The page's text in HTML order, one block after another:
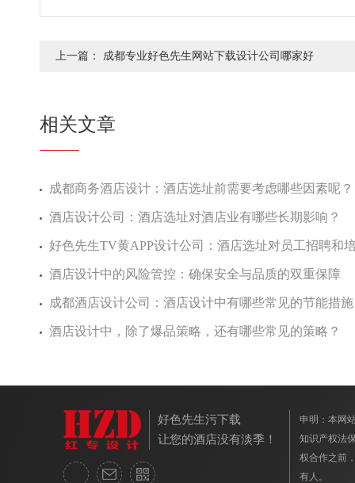
上一篇： 成都专业好色先生网站下载设计公司哪家好
相关文章
成都商务酒店设计：酒店选址前需要考虑哪些因素呢？
酒店设计公司：酒店选址对酒店业有哪些长期影响？
好色先生TV黄APP设计公司：酒店选址对员工招聘和培
酒店设计中的风险管控：确保安全与品质的双重保障
成都酒店设计公司：酒店设计中有哪些常见的节能措施
酒店设计中，除了爆品策略，还有哪些常见的策略？
好色先生污下载
让您的酒店没有淡季！
申明：本
知识产权法保
权合作之前
有人。